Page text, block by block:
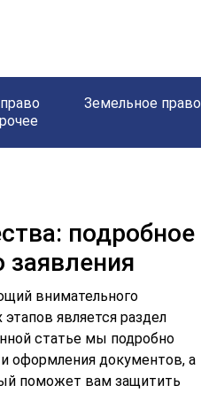
Земельное право
подробное
заявления
внимательного
является раздел
статье мы подробно
оформления документов, а
поможет вам защитить